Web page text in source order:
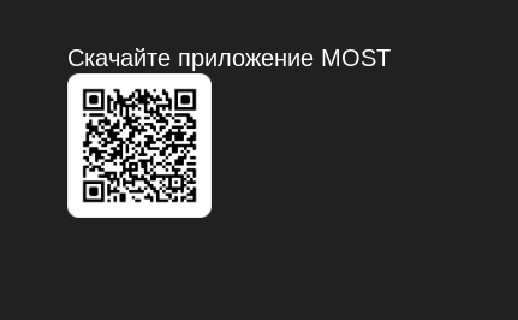
Скачайте приложение MOST